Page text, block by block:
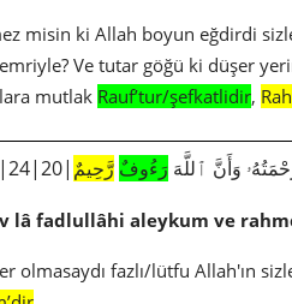
misin ki Allah boyun eğdirdi
Ve tutar göğü ki düşer
mutlak Rauf’tur/şefkatlidir,
وَرَحْمَتُهُۥ وَأَنَّ ٱللَّهَ رَءُوفٌ رَّحِيمٌ
lâ fadlullâhi aleykum ve
olmasaydı fazlı/lütfu Allah'ın